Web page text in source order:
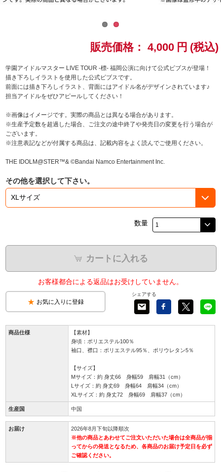
ラブライブ！シリーズ
ラブライブ！
ラブライブ！サンシャイン‼
ラブライブ！虹ヶ咲学園スクールアイドル同好会
ラブライブ！スーパースター!!
アイドリッシュセブン
販売価格： 4,000 円 (税込)
学園アイドルマスター LIVE TOUR -標- 福岡公演に向けて公式ビブスが登場！
描き下ろしイラストを使用した公式ビブスです。
前面には描き下ろしイラスト、背面にはアイドル名がデザインされています♪
担当アイドルをぜひアピールしてください！
※画像はイメージです。実際の商品とは異なる場合があります。
※生産予定数を超過した場合、ご注文の途中終了や発売日の変更を行う場合が
ございます。
※注意表記などが付属する商品は、記載内容をよく読んでご使用ください。
THE IDOLM@STER™& ©Bandai Namco Entertainment Inc.
その他を選択して下さい。
数量
カートに入れる
お客様都合による返品はお受けしていません。
お気に入りに登録
シェアする
商品仕様
【素材】
身頃：ポリエステル100％
袖口、襟口：ポリエステル95％、ポリウレタン5％
【サイズ】
Mサイズ：約 身丈66 身幅59 肩幅31（cm）
Lサイズ：約 身丈69 身幅64 肩幅34（cm）
XLサイズ：約 身丈72 身幅69 肩幅37（cm）
生産国 中国
お届け
2026年8月下旬以降順次
※他の商品とあわせてご注文いただいた場合は全商品が揃
ってからの発送となるため、各商品のお届け予定日を必ず
ご確認ください。